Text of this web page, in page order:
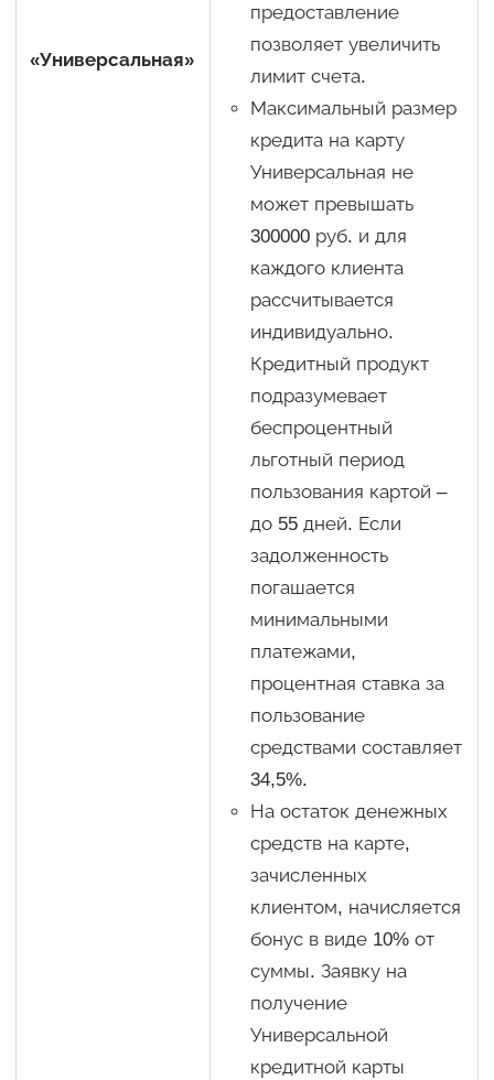
«Универсальная»
предоставление
позволяет увеличить
лимит счета.
Максимальный размер
кредита на карту
Универсальная не
может превышать
300000 руб. и для
каждого клиента
рассчитывается
индивидуально.
Кредитный продукт
подразумевает
беспроцентный
льготный период
пользования картой –
до 55 дней. Если
задолженность
погашается
минимальными
платежами,
процентная ставка за
пользование
средствами составляет
34,5%.
На остаток денежных
средств на карте,
зачисленных
клиентом, начисляется
бонус в виде 10% от
суммы. Заявку на
получение
Универсальной
кредитной карты